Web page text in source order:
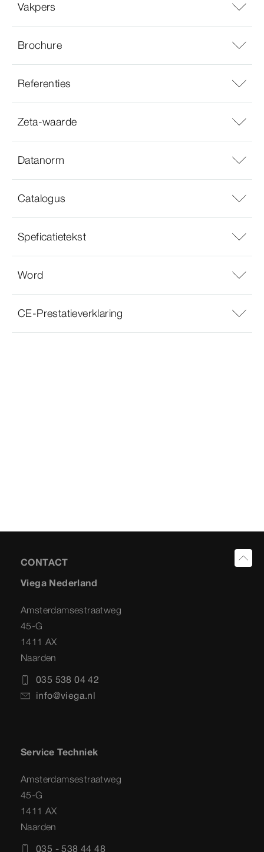
Vakpers
Brochure
Referenties
Zeta-waarde
Datanorm
Catalogus
Speficatietekst
Word
CE-Prestatieverklaring
CONTACT
Viega Nederland
Amsterdamsestraatweg
45-G
1411 AX
Naarden
035 538 04 42
info@viega.nl
Service Techniek
Amsterdamsestraatweg
45-G
1411 AX
Naarden
035 - 538 44 48